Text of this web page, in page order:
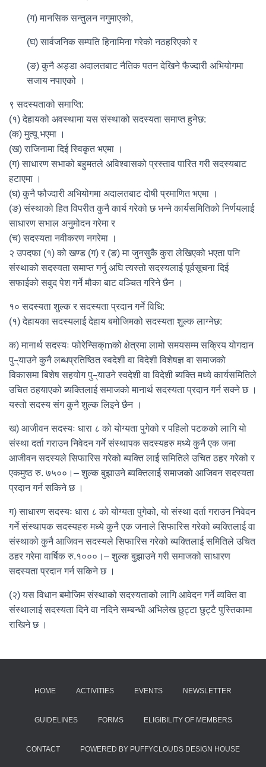
(ग) मानसिक सन्तुलन नगुमाएको,
(घ) सार्वजनिक सम्पति हिनामिना गरेको नठहरिएको र
(ङ) कुनै अड्डा अदालतबाट नैतिक पतन देखिने फैज्दारी अभियोगमा
सजाय नपाएको ।
९ सदस्यताको समाप्ति:
(१) देहायको अवस्थामा यस संस्थाको सदस्यता समाप्त हुनेछ:
(क) मुत्यू भएमा ।
(ख) राजिनामा दिई स्विकृत भएमा ।
(ग) साधारण सभाको बहुमतले अविश्वासको प्रस्ताव पारित गरी सदस्यबाट
हटाएमा ।
(घ) कुनै फौज्दारी अभियोगमा अदालतबाट दोषी प्रमाणित भएमा ।
(ङ) संस्थाको हित विपरीत कुनै कार्य गरेको छ भन्ने कार्यसमितिको निर्णयलाई
साधारण सभाल अनुमोदन गरेमा र
(च) सदस्यता नवीकरण नगरेमा ।
२ उपदफा (१) को खण्ड (ग) र (ङ) मा जुनसुकै कुरा लेखिएको भएता पनि
संस्थाको सदस्यता समाप्त गर्नु अघि त्यस्तो सदस्यलाई पूर्वसूचना दिई
सफाईको सवुद पेश गर्ने मौका बाट वञ्चित गरिने छैन ।
१० सदस्यता शुल्क र सदस्यता प्रदान गर्ने विधि:
(१) देहायका सदस्यलाई देहाय बमोजिमको सदस्यता शुल्क लाग्नेछ:
क) मानार्थ सदस्यः फोरेन्सिक्mको क्षेत्रमा लामो समयसम्म सक्रिय योगदान
पु–्याउने कुनै लब्धप्रतिष्ठित स्वदेशी वा विदेशी विशेषज्ञ वा समाजको
विकासमा बिशेष सहयोग पु–्याउने स्वदेशी वा विदेशी ब्यक्ति मध्ये कार्यसमितिले
उचित ठहयाएको ब्यक्तिलाई समाजको मानार्थ सदस्यता प्रदान गर्न सक्ने छ ।
यस्तो सदस्य संग कुनै शुल्क लिइने छैन ।
ख) आजीवन सदस्यः धारा ८ को योग्यता पुगेको र पहिलो पटकको लागि यो
संस्था दर्ता गराउन निवेदन गर्ने संस्थापक सदस्यहरु मध्ये कुनै एक जना
आजीवन सदस्यले सिफारिस गरेको ब्यक्ति लाई समितिले उचित ठहर गरेको र
एकमुष्ठ रु. ७५००।– शुल्क बुझाउने ब्यक्तिलाई समाजको आजिवन सदस्यता
प्रदान गर्न सकिने छ ।
ग) साधारण सदस्यः धारा ८ को योग्यता पुगेको, यो संस्था दर्ता गराउन निवेदन
गर्ने संस्थापक सदस्यहरु मध्ये कुनै एक जनाले सिफारिस गरेको ब्यक्तिलाई वा
संस्थाको कुनै आजिवन सदस्यले सिफारिस गरेको ब्यक्तिलाई समितिले उचित
ठहर गरेमा वार्षिक रु.१०००।– शुल्क बुझाउने गरी समाजको साधारण
सदस्यता प्रदान गर्न सकिने छ ।
(२) यस विधान बमोजिम संस्थाको सदस्यताको लागि आवेदन गर्ने व्यक्ति वा
संस्थालाई सदस्यता दिने वा नदिने सम्बन्धी अभिलेख छुट्टा छुट्टै पुस्तिकामा
राखिने छ ।
HOME ACTIVITIES EVENTS NEWSLETTER
GUIDELINES FORMS ELIGIBILITY OF MEMBERS
CONTACT POWERED BY PUFFYCLOUDS DESIGN HOUSE